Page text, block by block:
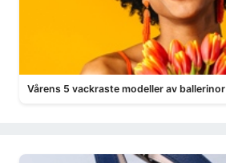
Vårens 5 vackraste modeller av ballerinor